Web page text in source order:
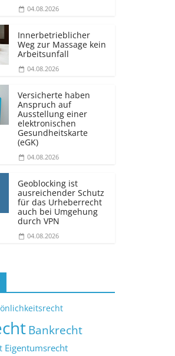
04.08.2026
Innerbetrieblicher
Weg zur Massage kein
Arbeitsunfall
04.08.2026
Versicherte haben
Anspruch auf
Ausstellung einer
elektronischen
Gesundheitskarte
(eGK)
04.08.2026
Geoblocking ist
ausreichender Schutz
für das Urheberrecht
auch bei Umgehung
durch VPN
04.08.2026
Bankrecht
Eigentumsrecht